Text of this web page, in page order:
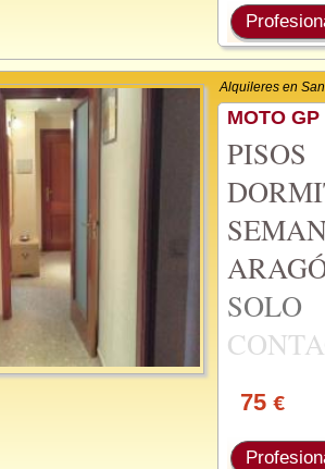
Alquileres en
MOTO
75 €